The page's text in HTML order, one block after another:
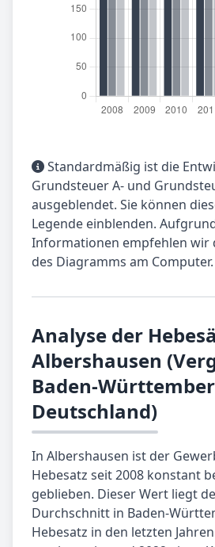
Standardmäßig ist die
Grundsteuer A- und
ausgeblendet. Sie können
Legende einblenden.
Informationen empfehlen wir
des Diagramms am Computer.
Analyse der
Albershausen
Baden-
Deutschland)
In Albershausen ist der
Hebesatz seit 2008 konstant
geblieben. Dieser Wert liegt
Durchschnitt in Baden-
Hebesatz in den letzten